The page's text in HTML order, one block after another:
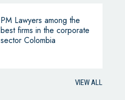
PM Lawyers among the
best firms in the corporate
sector Colombia
VIEW ALL